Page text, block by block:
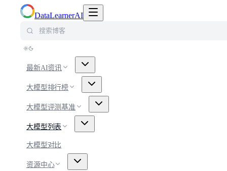
DataLearnerAI
最新AI资讯
大模型排行榜
大模型评测基准
大模型列表
大模型对比
资源中心